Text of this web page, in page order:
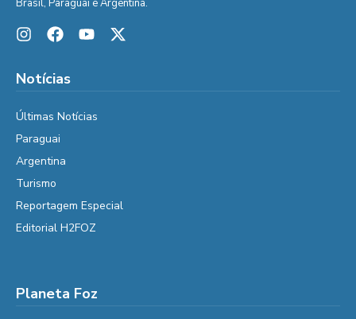
Brasil, Paraguai e Argentina.
Notícias
Últimas Notícias
Paraguai
Argentina
Turismo
Reportagem Especial
Editorial H2FOZ
Planeta Foz